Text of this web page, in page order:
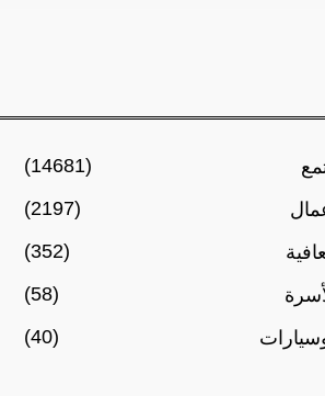
(14681)
(2197)
(352)
(58)
(40)